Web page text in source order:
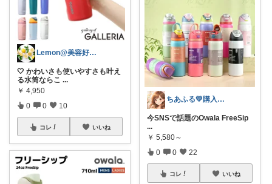
Lemon@美容好きのゆる無添加生活
🤍 かわいさも使いやすさも叶え
る水筒ならこ ...
￥ 4,950
0 0 10
コレ いいね
ちあふる💛購入ありがとう💛インスタ有
今SNSで話題のOwala FreeSip
...
￥ 5,580～
0 0 22
コレ いいね